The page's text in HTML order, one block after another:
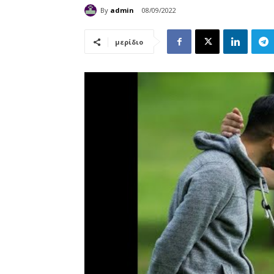
By admin 08/09/2022
μερίδιο